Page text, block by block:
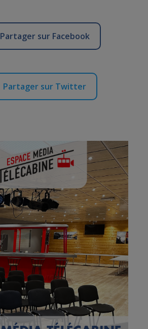
Partager sur Facebook
Partager sur Twitter